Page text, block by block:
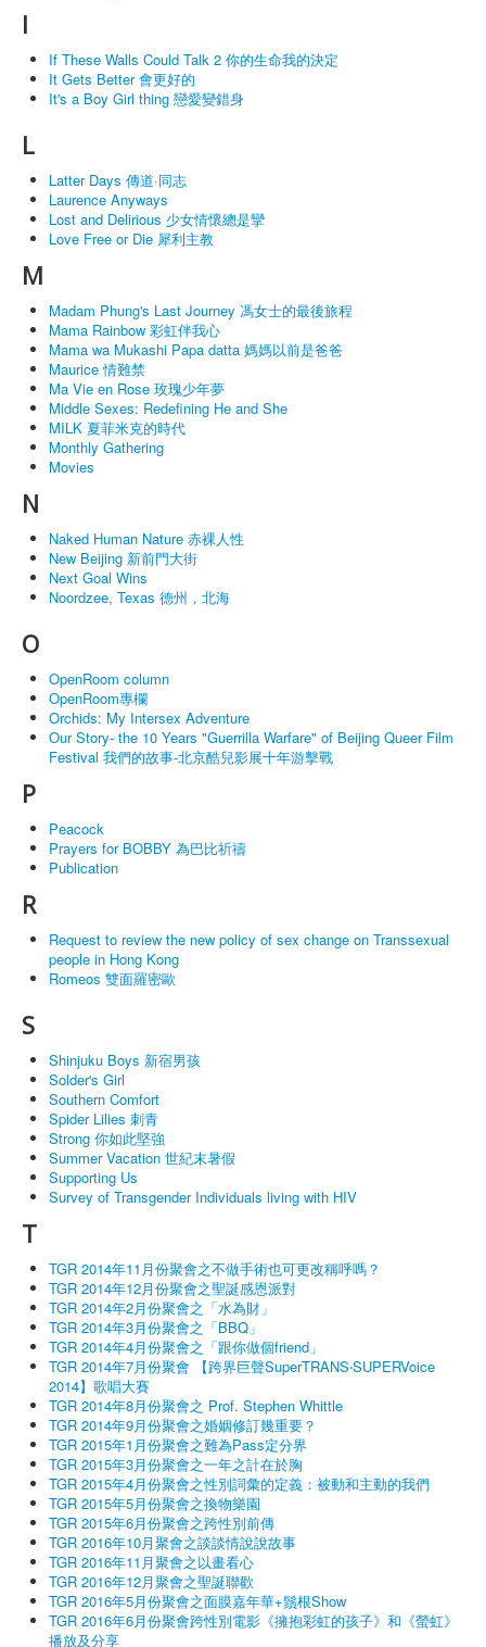
I
If These Walls Could Talk 2 你的生命我的決定
It Gets Better 會更好的
It's a Boy Girl thing 戀愛變錯身
L
Latter Days 傳道·同志
Laurence Anyways
Lost and Delirious 少女情懷總是攣
Love Free or Die 犀利主教
M
Madam Phung's Last Journey 馮女士的最後旅程
Mama Rainbow 彩虹伴我心
Mama wa Mukashi Papa datta 媽媽以前是爸爸
Maurice 情難禁
Ma Vie en Rose 玫瑰少年夢
Middle Sexes: Redefining He and She
MILK 夏菲米克的時代
Monthly Gathering
Movies
N
Naked Human Nature 赤裸人性
New Beijing 新前門大街
Next Goal Wins
Noordzee, Texas 德州，北海
O
OpenRoom column
OpenRoom專欄
Orchids: My Intersex Adventure
Our Story- the 10 Years "Guerrilla Warfare" of Beijing Queer Film
Festival 我們的故事-北京酷兒影展十年游擊戰
P
Peacock
Prayers for BOBBY 為巴比祈禱
Publication
R
Request to review the new policy of sex change on Transsexual
people in Hong Kong
Romeos 雙面羅密歐
S
Shinjuku Boys 新宿男孩
Solder's Girl
Southern Comfort
Spider Lilies 刺青
Strong 你如此堅強
Summer Vacation 世紀末暑假
Supporting Us
Survey of Transgender Individuals living with HIV
T
TGR 2014年11月份聚會之不做手術也可更改稱呼嗎？
TGR 2014年12月份聚會之聖誕感恩派對
TGR 2014年2月份聚會之「水為財」
TGR 2014年3月份聚會之「BBQ」
TGR 2014年4月份聚會之「跟你做個friend」
TGR 2014年7月份聚會 【跨界巨聲SuperTRANS‧SUPERVoice
2014】歌唱大賽
TGR 2014年8月份聚會之 Prof. Stephen Whittle
TGR 2014年9月份聚會之婚姻修訂幾重要？
TGR 2015年1月份聚會之難為Pass定分界
TGR 2015年3月份聚會之一年之計在於胸
TGR 2015年4月份聚會之性別詞彙的定義：被動和主動的我們
TGR 2015年5月份聚會之換物樂園
TGR 2015年6月份聚會之跨性別前傳
TGR 2016年10月聚會之談談情說說故事
TGR 2016年11月聚會之以畫看心
TGR 2016年12月聚會之聖誕聯歡
TGR 2016年5月份聚會之面膜嘉年華+鬚根Show
TGR 2016年6月份聚會跨性別電影《擁抱彩虹的孩子》和《螢虹》
播放及分享